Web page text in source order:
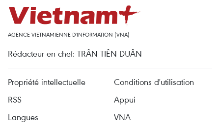
AGENCE VIETNAMIENNE D'INFORMATION (VNA)
Rédacteur en chef: TRÂN TIÊN DUÂN
Propriété intellectuelle
Conditions d'utilisation
RSS
Appui
Langues
VNA